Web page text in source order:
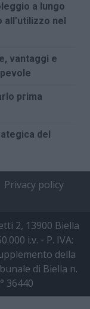
a lungo
nel
vantaggi e
prima
del
Privacy policy
2, 13900 Biella
i.v. - P. IVA:
della
di Biella n.
36440